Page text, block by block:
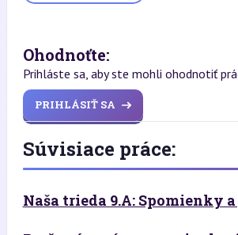
Ohodnoťte:
Prihláste sa, aby ste mohli ohodnotiť
PRIHLÁSIŤ SA
Súvisiace práce:
Naša trieda 9.A: Spomienky